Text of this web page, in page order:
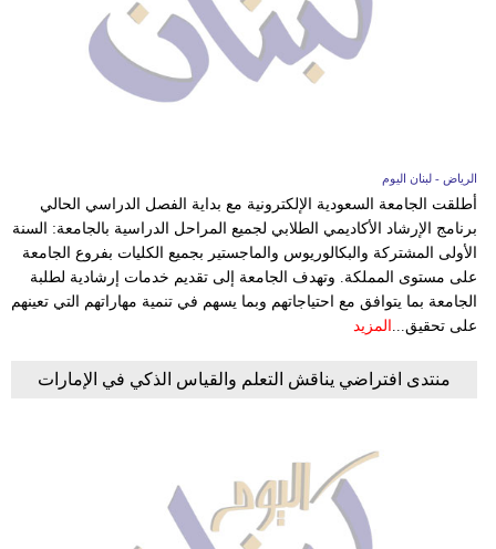
الرياض - لبنان اليوم
أطلقت الجامعة السعودية الإلكترونية مع بداية الفصل الدراسي الحالي
برنامج الإرشاد الأكاديمي الطلابي لجميع المراحل الدراسية بالجامعة: السنة
الأولى المشتركة والبكالوريوس والماجستير بجميع الكليات بفروع الجامعة
على مستوى المملكة. وتهدف الجامعة إلى تقديم خدمات إرشادية لطلبة
الجامعة بما يتوافق مع احتياجاتهم وبما يسهم في تنمية مهاراتهم التي تعينهم
على تحقيق... المزيد
منتدى افتراضي يناقش التعلم والقياس الذكي في الإمارات